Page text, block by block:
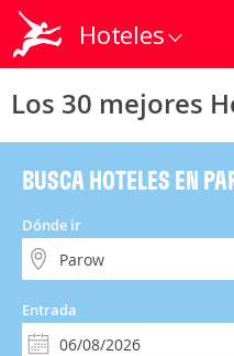
Hoteles
Los 30 mejores
BUSCA HOTELES EN
Dónde ir
Entrada